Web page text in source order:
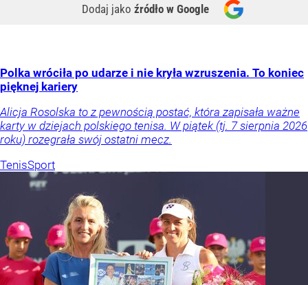
Dodaj jako źródło w Google
Polka wróciła po udarze i nie kryła wzruszenia. To koniec
pięknej kariery
Alicja Rosolska to z pewnością postać, która zapisała ważne
karty w dziejach polskiego tenisa. W piątek (tj. 7 sierpnia 2026
roku) rozegrała swój ostatni mecz.
TenisSport